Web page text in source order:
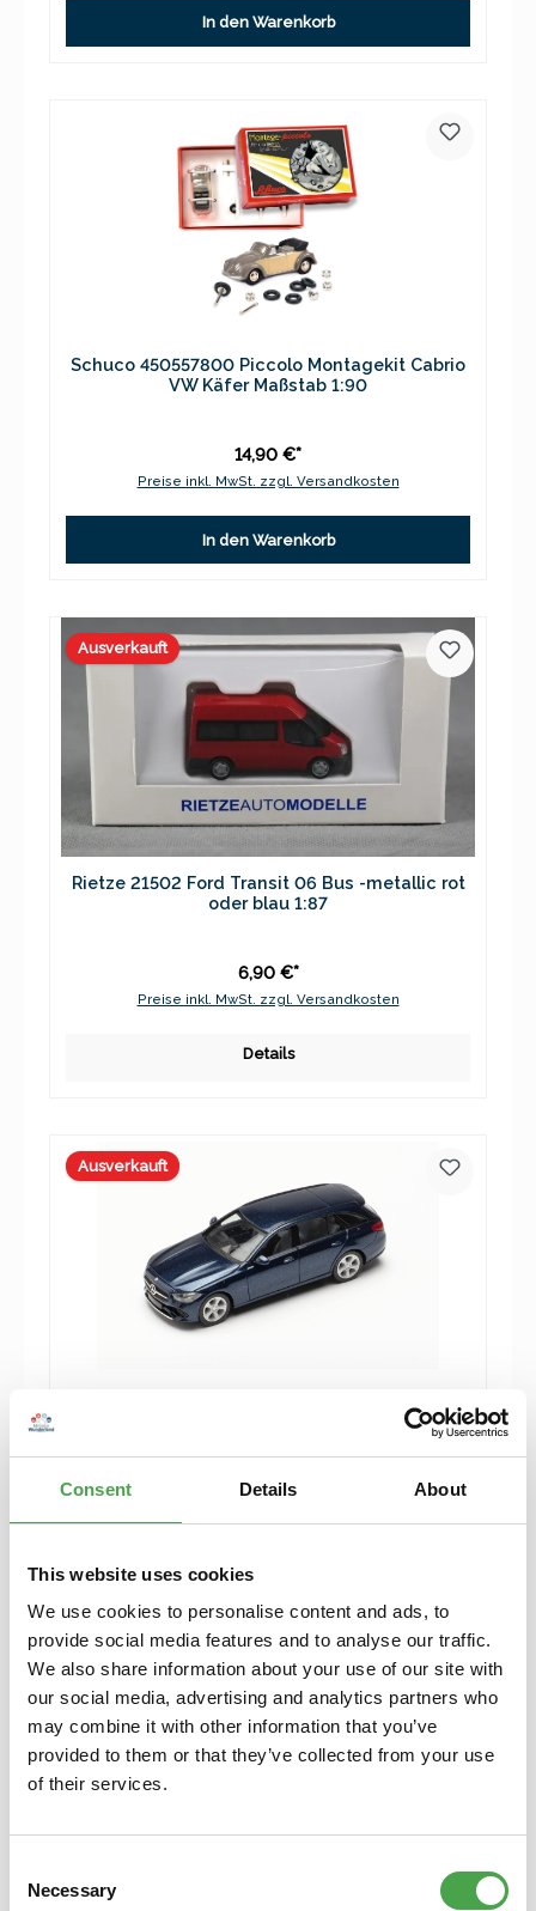
Consent Details About
This website uses cookies
We use cookies to personalise content and ads, to
provide social media features and to analyse our traffic.
We also share information about your use of our site with
our social media, advertising and analytics partners who
may combine it with other information that you’ve
provided to them or that they’ve collected from your use
of their services.
Selection
Necessary
In den Warenkorb
Schuco 450557800 Piccolo Montagekit Cabrio
VW Käfer Maßstab 1:90
14,90 €*
Preise inkl. MwSt. zzgl. Versandkosten
In den Warenkorb
Ausverkauft
Rietze 21502 Ford Transit 06 Bus -metallic rot
oder blau 1:87
6,90 €*
Preise inkl. MwSt. zzgl. Versandkosten
Details
Ausverkauft
6,90 €*
Details